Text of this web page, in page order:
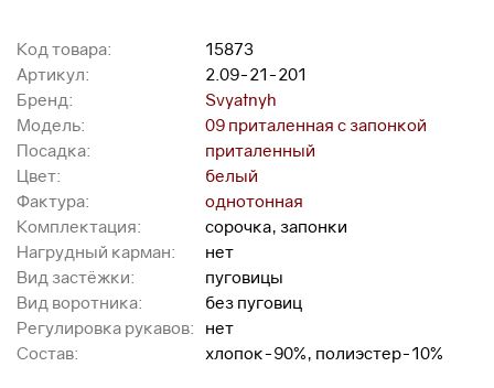
Код товара:
15873
Артикул:
2.09-21-201
Бренд:
Svyatnyh
Модель:
09 приталенная с запонкой
Посадка:
приталенный
Цвет:
белый
Фактура:
однотонная
Комплектация:
сорочка, запонки
Нагрудный карман:
нет
Вид застёжки:
пуговицы
Вид воротника:
без пуговиц
Регулировка рукавов:
нет
Состав:
хлопок-90%, полиэстер-10%